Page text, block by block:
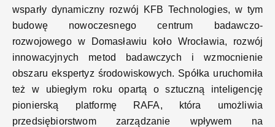
wsparły dynamiczny rozwój KFB Technologies, w tym
budowę nowoczesnego centrum badawczo-
rozwojowego w Domasławiu koło Wrocławia, rozwój
innowacyjnych metod badawczych i wzmocnienie
obszaru ekspertyz środowiskowych. Spółka uruchomiła
też w ubiegłym roku opartą o sztuczną inteligencję
pionierską platformę RAFA, która umożliwia
przedsiębiorstwom zarządzanie wpływem na